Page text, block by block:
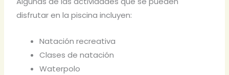
disfrutar en la piscina incluyen:
Natación recreativa
Clases de natación
Waterpolo